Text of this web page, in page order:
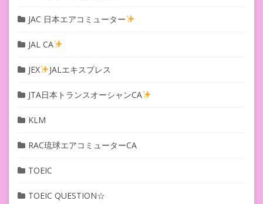
JAC 日本エアコミューター
JAL CA
JEX JALエキスプレス
JTA日本トランスオーシャンCA
KLM
RAC琉球エアコミューターCA
TOEIC
TOEIC QUESTION☆